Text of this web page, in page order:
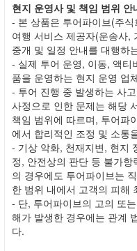
현지 운영사 및 책임 범위 안
- 본 상품은 투어파이브(주
여행 서비스 제공자(운송사,
중개 및 일정 안내를 대행하
- 실제 투어 운영, 이동, 액
품을 운영하는 현지 운영 업
- 투어 진행 중 발생하는 사
사정으로 인한 문제는 해당
책임 범위에 따르며, 투어파
에서 합리적인 조정 및 소통
- 기상 악화, 천재지변, 현지
정, 안전상의 판단 등 불가
의 경우에도 투어파이브는
한 범위 내에서 고객의 피해
- 단, 투어파이브의 고의 또
해가 발생한 경우에는 관계
다.